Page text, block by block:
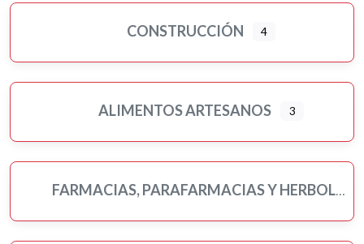
CONSTRUCCIÓN 4
ALIMENTOS ARTESANOS 3
FARMACIAS, PARAFARMACIAS Y HERBOLARIOS